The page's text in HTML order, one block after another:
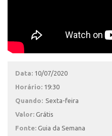
Data: 10/07/2020
Horário: 19:30
Quando: Sexta-feira
Valor: Grátis
Fonte: Guia da Semana